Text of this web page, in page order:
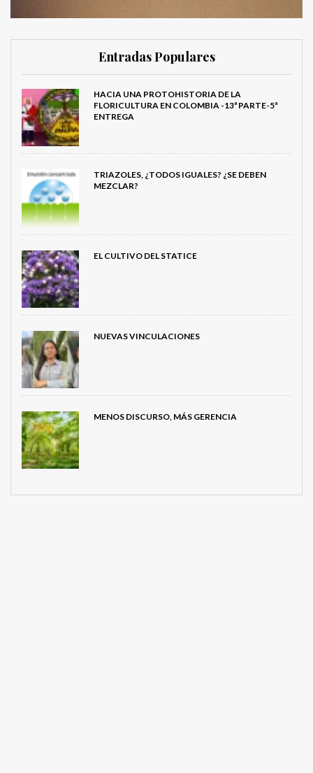
Entradas Populares
HACIA UNA PROTOHISTORIA DE LA
FLORICULTURA EN COLOMBIA -13ª PARTE-5ª
ENTREGA
TRIAZOLES, ¿TODOS IGUALES? ¿SE DEBEN
MEZCLAR?
EL CULTIVO DEL STATICE
NUEVAS VINCULACIONES
MENOS DISCURSO, MÁS GERENCIA